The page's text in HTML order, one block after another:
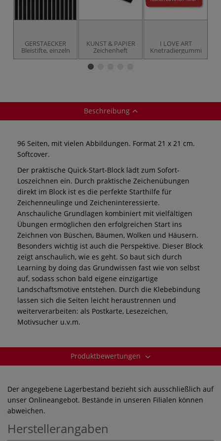
GERSTAECKER
Bleistifte, einzeln
KUNST & PAPIER
Zeichenheft
I LOVE ART
Knetradiergummi
Beschreibung
96 Seiten, mit vielen Abbildungen. Format 21 x 21 cm.
Softcover.
Der praktische Quick-Start-Block lädt zum Sofort-
Loszeichnen ein. Durch praktische Zeichenübungen
direkt im Block ist es die perfekte Starthilfe für
Zeichenneulinge und Zeicheninteressierte.
Anschauliche Grundlagen kombiniert mit vielfältigen
Übungen ermöglichen den erfolgreichen Start ins
Zeichnen von Büschen, Bäumen, Wolken und Häusern.
Besonders wichtig ist auch die Perspektive. Dieser Block
zeigt anschaulich, wie es geht. So baut sich durch
Learning by doing das Grundwissen fast wie von selbst
auf, sodass schon bald eigene einzigartige
Landschaftsmotive entstehen. Durch die Klebebindung
lassen sich die Seiten leicht heraustrennen und
weiterverarbeiten: als Postkarte, Lesezeichen,
Motivsucher u.v.m.
Produktbewertungen
Der angegebene Lagerbestand bezieht sich ausschließlich auf
unser Onlineangebot. Bestände in unseren Filialen können
abweichen.
Herstellerangaben